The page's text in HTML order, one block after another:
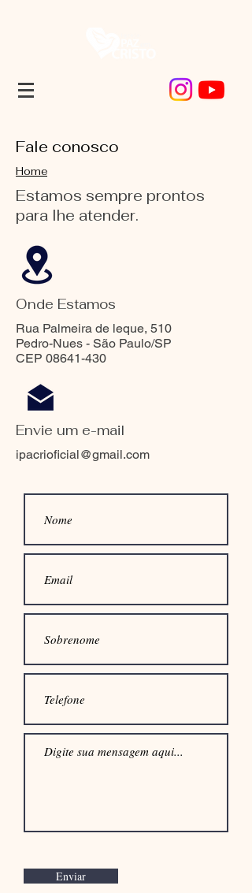
Fale conosco
Home
Estamos sempre prontos
para lhe atender.
Onde Estamos
Rua Palmeira de leque, 510
Pedro-Nues - São Paulo/SP
CEP 08641-430
Envie um e-mail
ipacrioficial@gmail.com
Enviar